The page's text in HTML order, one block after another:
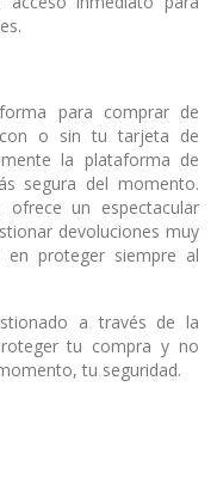
para comprar de
o sin tu tarjeta de
la plataforma de
segura del momento.
ofrece un espectacular
devoluciones muy
proteger siempre al
a través de la
tu compra y no
tu seguridad.